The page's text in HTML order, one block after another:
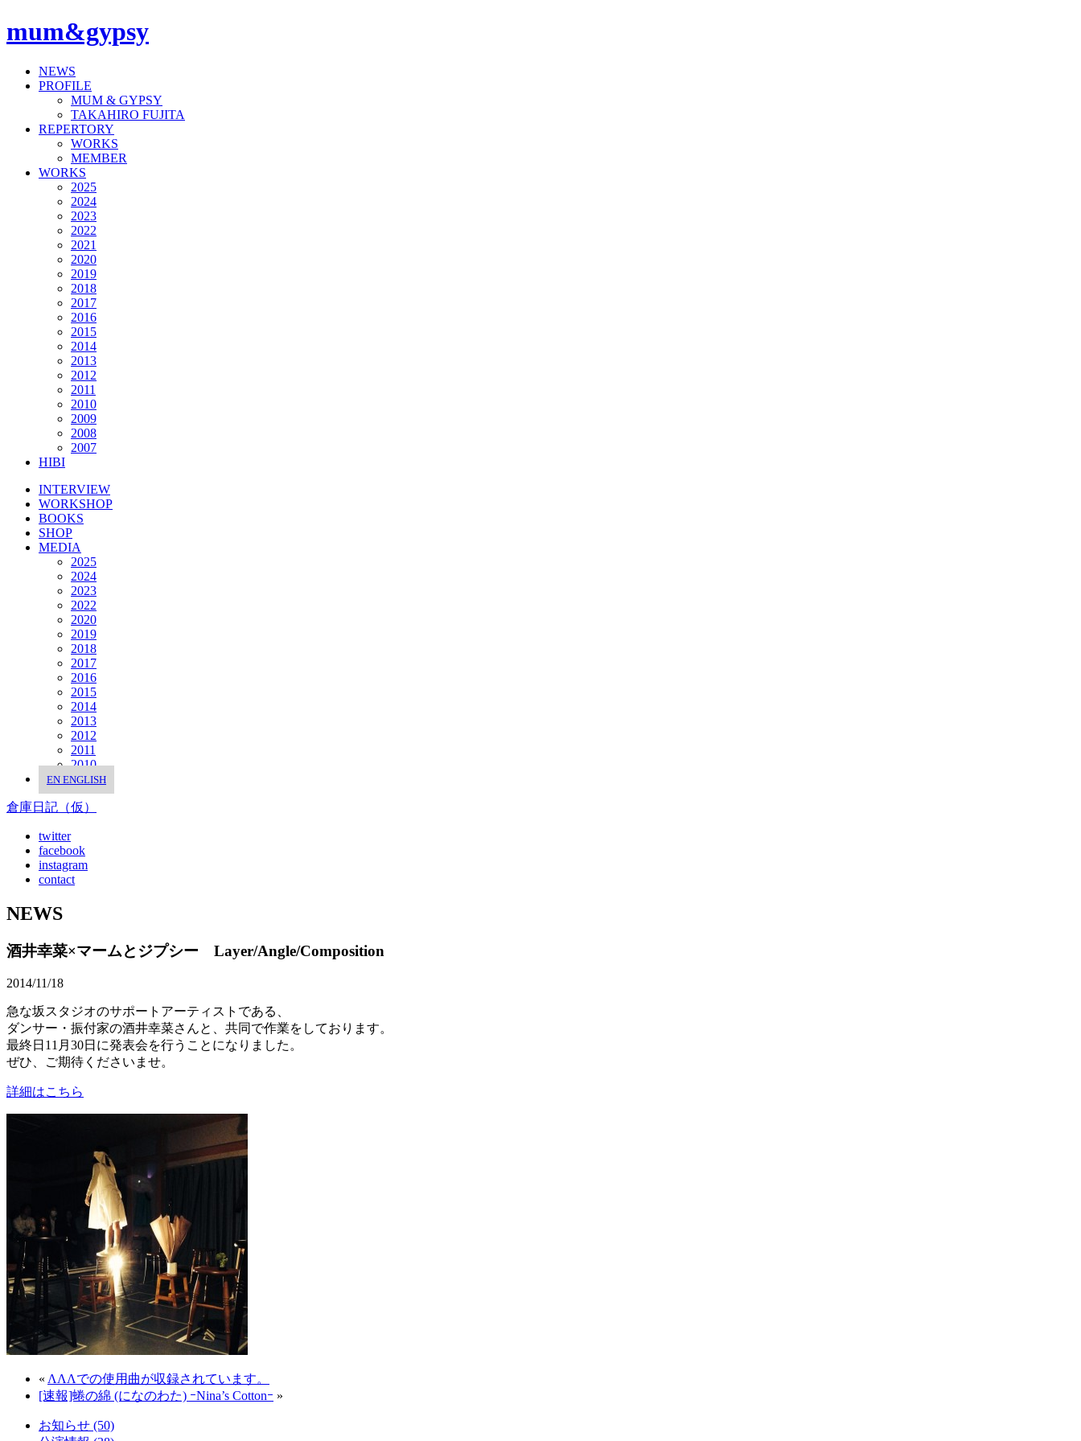
mum&gypsy
NEWS
PROFILE
MUM & GYPSY
TAKAHIRO FUJITA
REPERTORY
WORKS
MEMBER
WORKS
2025
2024
2023
2022
2021
2020
2019
2018
2017
2016
2015
2014
2013
2012
2011
2010
2009
2008
2007
HIBI
INTERVIEW
WORKSHOP
BOOKS
SHOP
MEDIA
2025
2024
2023
2022
2020
2019
2018
2017
2016
2015
2014
2013
2012
2011
2010
EN ENGLISH
倉庫日記（仮）
twitter
facebook
instagram
contact
NEWS
酒井幸菜×マームとジプシー Layer/Angle/Composition
2014/11/18
急な坂スタジオのサポートアーティストである、
ダンサー・振付家の酒井幸菜さんと、共同で作業をしております。
最終日11月30日に発表会を行うことになりました。
ぜひ、ご期待くださいませ。
詳細はこちら
« ΛΛΛでの使用曲が収録されています。
[速報]蜷の綿 (になのわた) ｰNina’s Cottonｰ »
お知らせ (50)